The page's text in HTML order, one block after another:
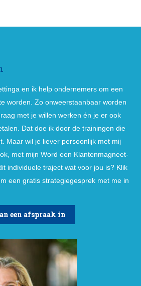
en ik help ondernemers om een
worden. Zo onweerstaanbaar worden
met je willen werken én je er ook
Dat doe ik door de trainingen die
Maar wil je liever persoonlijk met mij
met mijn Word een Klantenmagneet-
individuele traject wat voor jou is? Klik
een gratis strategiegesprek met me in
een afspraak in